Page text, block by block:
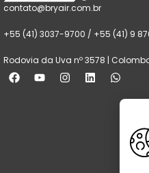
contato@bryair.com.br
+55 (41) 3037-9700 / +55 (41) 9
Rodovia da Uva nº 3578 |